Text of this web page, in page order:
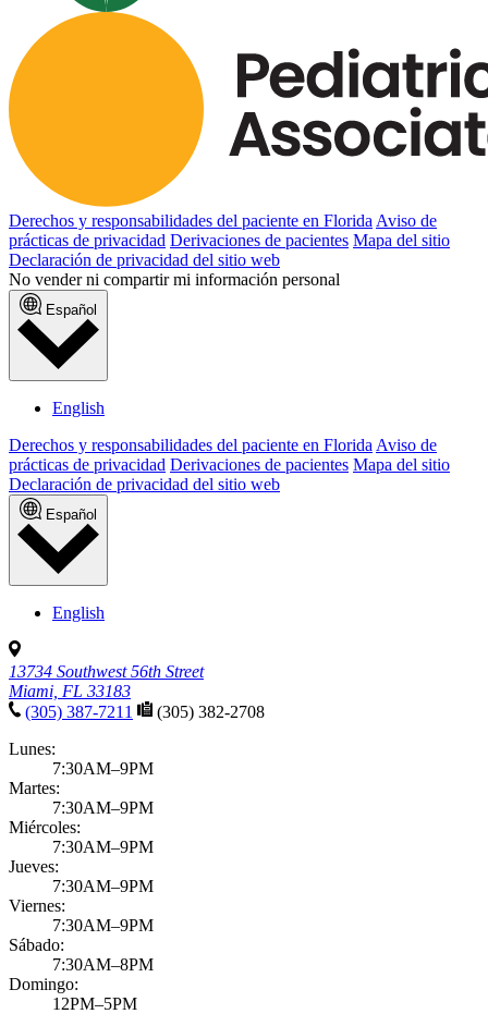
Derechos y responsabilidades del paciente en Florida Aviso de
prácticas de privacidad Derivaciones de pacientes Mapa del sitio
Declaración de privacidad del sitio web
No vender ni compartir mi información personal
Español
English
Derechos y responsabilidades del paciente en Florida Aviso de
prácticas de privacidad Derivaciones de pacientes Mapa del sitio
Declaración de privacidad del sitio web
Español
English
13734 Southwest 56th Street
Miami, FL 33183
(305) 387-7211
(305) 382-2708
Lunes:
7:30AM–9PM
Martes:
7:30AM–9PM
Miércoles:
7:30AM–9PM
Jueves:
7:30AM–9PM
Viernes:
7:30AM–9PM
Sábado:
7:30AM–8PM
Domingo:
12PM–5PM